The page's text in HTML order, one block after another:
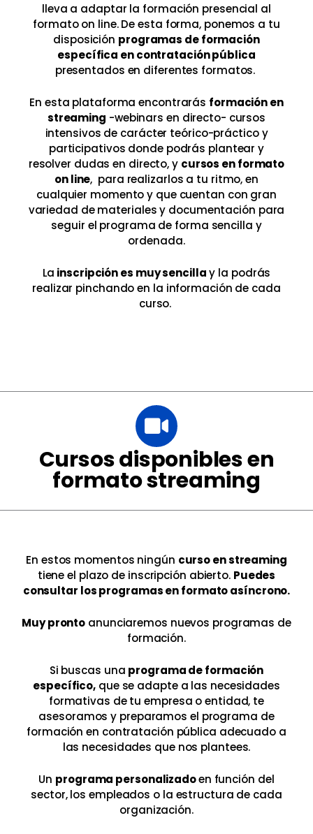
lleva a adaptar la formación presencial al
formato on line. De esta forma, ponemos a tu
disposición programas de formación
específica en contratación pública
presentados en diferentes formatos.
En esta plataforma encontrarás formación en
streaming -webinars en directo- cursos
intensivos de carácter teórico-práctico y
participativos donde podrás plantear y
resolver dudas en directo, y cursos en formato
on line, para realizarlos a tu ritmo, en
cualquier momento y que cuentan con gran
variedad de materiales y documentación para
seguir el programa de forma sencilla y
ordenada.
La inscripción es muy sencillay la podrás
realizar pinchando en la información de cada
curso.
Cursos disponibles en
formato streaming
En estos momentos ningún curso en streaming
tiene el plazo de inscripción abierto. Puedes
consultar los programas en formato asíncrono.
Muy pronto anunciaremos nuevos programas de
formación.
Si buscas una programa de formación
específico, que se adapte a las necesidades
formativas de tu empresa o entidad, te
asesoramos y preparamos el programa de
formación en contratación pública adecuado a
las necesidades que nos plantees.
Un programa personalizadoen función del
sector, los empleados o la estructura de cada
organización.